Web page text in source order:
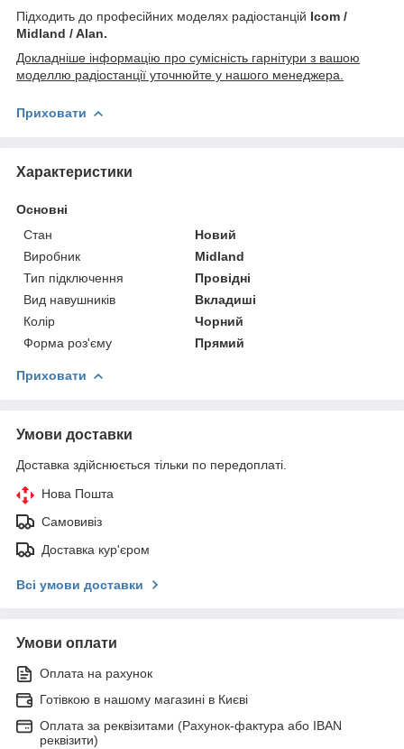
Підходить до професійних моделях радіостанцій Icom /
Midland / Alan​.
Докладніше інформацію про сумісність гарнітури з вашою
моделлю радіостанції уточнюйте у нашого менеджера.
Приховати
Характеристики
Основні
Стан
Новий
Виробник
Midland
Тип підключення
Провідні
Вид навушників
Вкладиші
Колір
Чорний
Форма роз'єму
Прямий
Приховати
Умови доставки
Доставка здійснюється тільки по передоплаті.
Нова Пошта
Самовивіз
Доставка кур'єром
Всі умови доставки
Умови оплати
Оплата на рахунок
Готівкою в нашому магазині в Києві
Оплата за реквізитами (Рахунок-фактура або IBAN
реквізити)